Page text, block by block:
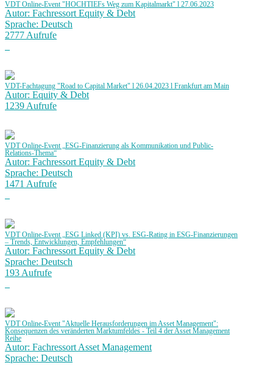
VDT Online-Event "HOCHTIEFs Weg zum Kapitalmarkt" l 27.06.2023
Autor: Fachressort Equity & Debt
Sprache: Deutsch
2777 Aufrufe
VDT-Fachtagung "Road to Capital Market" l 26.04.2023 l Frankfurt am Main
Autor: Equity & Debt
1239 Aufrufe
VDT Online-Event „ESG-Finanzierung als Kommunikation und Public-
Relations-Thema“
Autor: Fachressort Equity & Debt
Sprache: Deutsch
1471 Aufrufe
VDT Online-Event „ESG Linked (KPI) vs. ESG-Rating in ESG-Finanzierungen
– Trends, Entwicklungen, Empfehlungen“
Autor: Fachressort Equity & Debt
Sprache: Deutsch
193 Aufrufe
VDT Online-Event "Aktuelle Herausforderungen im Asset Management":
Konsequenzen des veränderten Marktumfeldes - Teil 4 der Asset Management
Reihe
Autor: Fachressort Asset Management
Sprache: Deutsch